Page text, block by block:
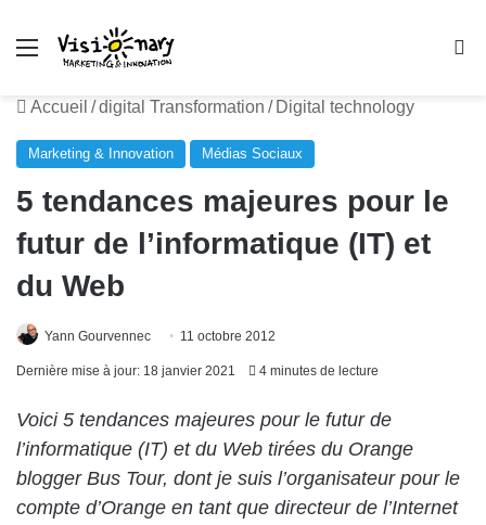
Menu
Accueil /digital Transformation / Digital technology
Marketing & Innovation Médias Sociaux
5 tendances majeures pour le
futur de l’informatique (IT) et
du Web
Yann Gourvennec 11 octobre 2012
Dernière mise à jour: 18 janvier 2021 4 minutes de lecture
Voici 5 tendances majeures pour le futur de
l’informatique (IT) et du Web tirées du Orange
blogger Bus Tour, dont je suis l’organisateur pour le
compte d’Orange en tant que directeur de l’Internet